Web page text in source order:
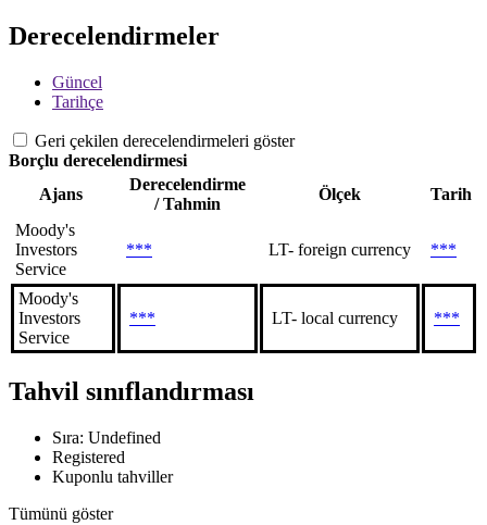
Derecelendirmeler
Güncel
Tarihçe
Geri çekilen derecelendirmeleri göster
Borçlu derecelendirmesi
Ajans
Derecelendirme
/ Tahmin
Ölçek
Tarih
Moody's
Investors
Service
*** LT- foreign currency ***
Moody's
Investors
Service
*** LT- local currency ***
Tahvil sınıflandırması
Sıra: Undefined
Registered
Kuponlu tahviller
Tümünü göster